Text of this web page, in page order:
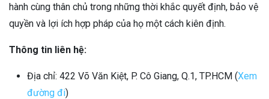
hành cùng thân chủ trong những thời khắc quyết định, bảo vệ
quyền và lợi ích hợp pháp của họ một cách kiên định.
Thông tin liên hệ:
Địa chỉ: 422 Võ Văn Kiệt, P. Cô Giang, Q.1, TP.HCM (Xem
đường đi)